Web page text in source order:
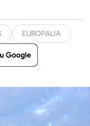
EUROPALIA